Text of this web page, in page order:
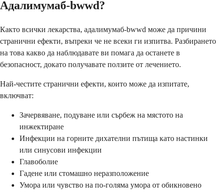
Адалимумаб-bwwd?
Както всички лекарства, адалимумаб-bwwd може да причини
странични ефекти, въпреки че не всеки ги изпитва. Разбирането
на това какво да наблюдавате ви помага да останете в
безопасност, докато получавате ползите от лечението.
Най-честите странични ефекти, които може да изпитате,
включват:
Зачервяване, подуване или сърбеж на мястото на
инжектиране
Инфекции на горните дихателни пътища като настинки
или синусови инфекции
Главоболие
Гадене или стомашно неразположение
Умора или чувство на по-голяма умора от обикновено